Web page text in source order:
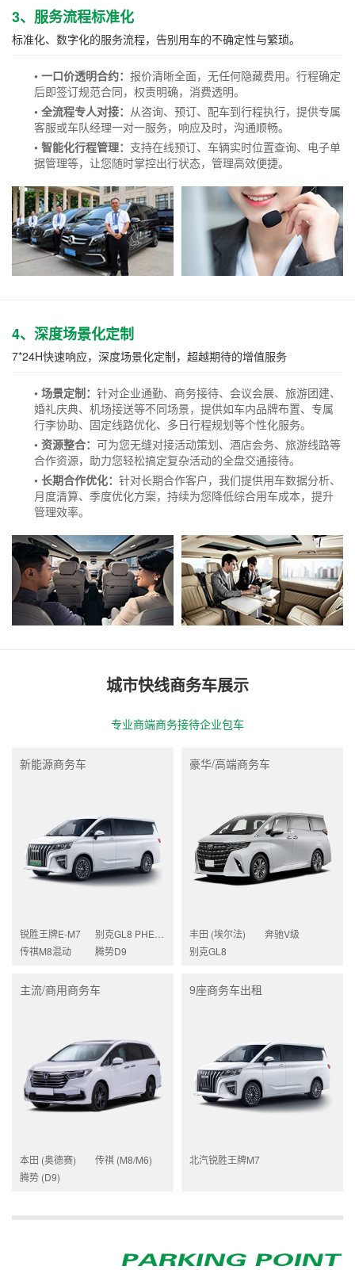
3、服务流程标准化
标准化、数字化的服务流程，告别用车的不确定性与繁琐。
• 一口价透明合约： 报价清晰全面，无任何隐藏费用。行程确定
后即签订规范合同，权责明确，消费透明。
• 全流程专人对接： 从咨询、预订、配车到行程执行，提供专属
客服或车队经理一对一服务，响应及时，沟通顺畅。
• 智能化行程管理： 支持在线预订、车辆实时位置查询、电子单
据管理等，让您随时掌控出行状态，管理高效便捷。
4、深度场景化定制
7*24H快速响应，深度场景化定制，超越期待的增值服务
• 场景定制： 针对企业通勤、商务接待、会议会展、旅游团建、
婚礼庆典、机场接送等不同场景，提供如车内品牌布置、专属
行李协助、固定线路优化、多日行程规划等个性化服务。
• 资源整合： 可为您无缝对接活动策划、酒店会务、旅游线路等
合作资源，助力您轻松搞定复杂活动的全盘交通接待。
• 长期合作优化： 针对长期合作客户，我们提供用车数据分析、
月度清算、季度优化方案，持续为您降低综合用车成本，提升
管理效率。
城市快线商务车展示
专业商端商务接待企业包车
新能源商务车
锐胜王牌E-M7
传祺M8混动
腾势D9
豪华/高端商务车
丰田 (埃尔法)
奔驰V级
别克GL8
主流/商用商务车
本田 (奥德赛)
传祺 (M8/M6)
腾势 (D9)
9座商务车出租
北汽锐胜王牌M7